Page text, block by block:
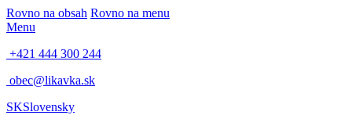
Rovno na obsah Rovno na menu
Menu
+421 444 300 244
obec@likavka.sk
SKSlovensky